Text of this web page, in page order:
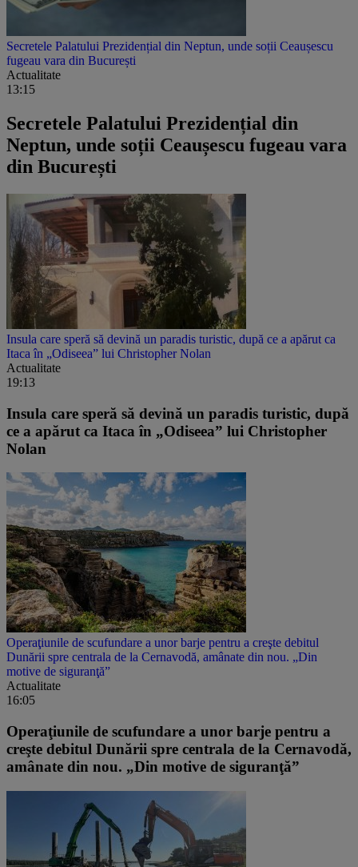
Secretele Palatului Prezidențial din Neptun, unde soții Ceaușescu
fugeau vara din București
Actualitate
13:15
Secretele Palatului Prezidențial din
Neptun, unde soții Ceaușescu fugeau vara
din București
Insula care speră să devină un paradis turistic, după ce a apărut ca
Itaca în „Odiseea” lui Christopher Nolan
Actualitate
19:13
Insula care speră să devină un paradis turistic, după
ce a apărut ca Itaca în „Odiseea” lui Christopher
Nolan
Operaţiunile de scufundare a unor barje pentru a creşte debitul
Dunării spre centrala de la Cernavodă, amânate din nou. „Din
motive de siguranţă”
Actualitate
16:05
Operaţiunile de scufundare a unor barje pentru a
creşte debitul Dunării spre centrala de la Cernavodă,
amânate din nou. „Din motive de siguranţă”